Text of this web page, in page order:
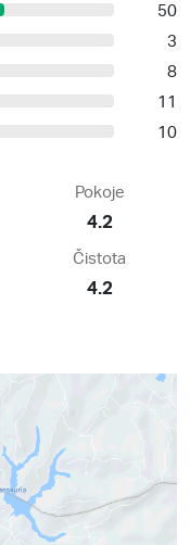
50
3
8
11
10
Pokoje
4.2
Čistota
4.2